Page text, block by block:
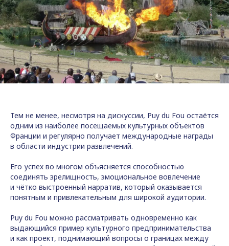
Тем не менее, несмотря на дискуссии, Puy du Fou остаётся
одним из наиболее посещаемых культурных объектов
Франции и регулярно получает международные награды
в области индустрии развлечений.
Его успех во многом объясняется способностью
соединять зрелищность, эмоциональное вовлечение
и чётко выстроенный нарратив, который оказывается
понятным и привлекательным для широкой аудитории.
Puy du Fou можно рассматривать одновременно как
выдающийся пример культурного предпринимательства
и как проект, поднимающий вопросы о границах между